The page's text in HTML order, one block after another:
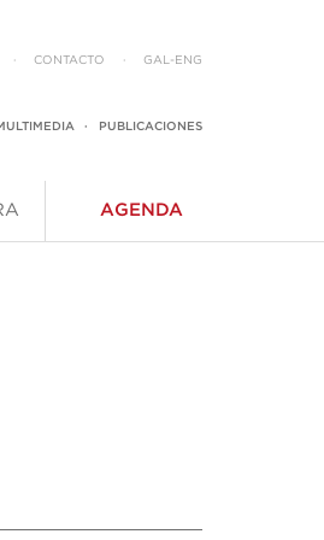
· CONTACTO · GAL- ENG
· PUBLICACIONES
AGENDA